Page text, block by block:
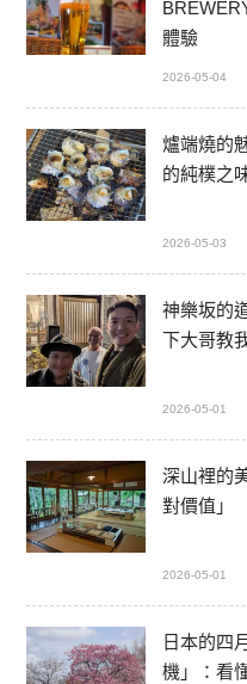
體驗
2026-05-04
爐端燒的
的純樸之
2026-05-03
神樂坂的
下大哥教
2026-05-01
深山裡的
對價值」
2026-05-01
日本的四
機」：看